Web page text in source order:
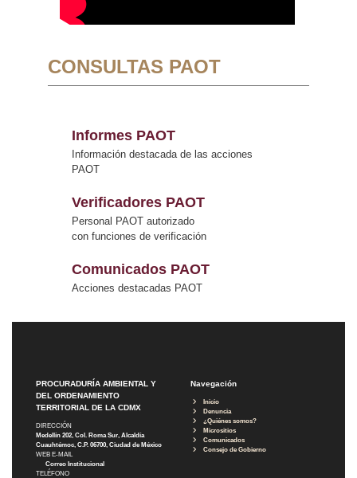
CONSULTAS PAOT
Informes PAOT
Información destacada de las acciones
PAOT
Verificadores PAOT
Personal PAOT autorizado
con funciones de verificación
Comunicados PAOT
Acciones destacadas PAOT
PROCURADURÍA AMBIENTAL Y
DEL ORDENAMIENTO
TERRITORIAL DE LA CDMX
DIRECCIÓN
Medellín 202, Col. Roma Sur, Alcaldía
Cuauhtémoc, C.P. 06700, Ciudad de México
WEB E-MAIL
Correo Institucional
TELÉFONO
Navegación
Inicio
Denuncia
¿Quiénes somos?
Micrositios
Comunicados
Consejo de Gobierno